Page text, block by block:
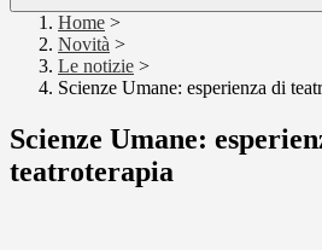
Home >
Novità >
Le notizie >
Scienze Umane: esperienza di
Scienze Umane:
teatroterapia